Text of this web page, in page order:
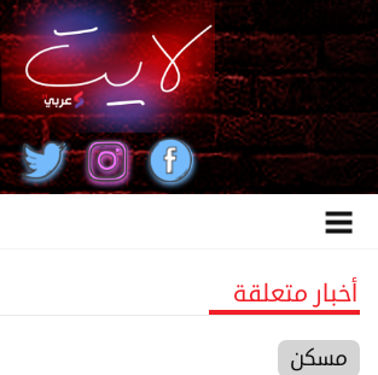
أخبار متعلقة
مسكن